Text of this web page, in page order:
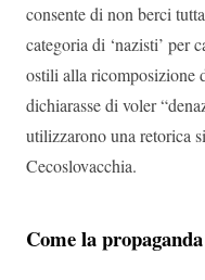
consente di non berci
categoria di ‘nazisti’ per
ostili alla ricomposizione
dichiarasse di voler
utilizzarono una retorica
Cecoslovacchia.
Come la